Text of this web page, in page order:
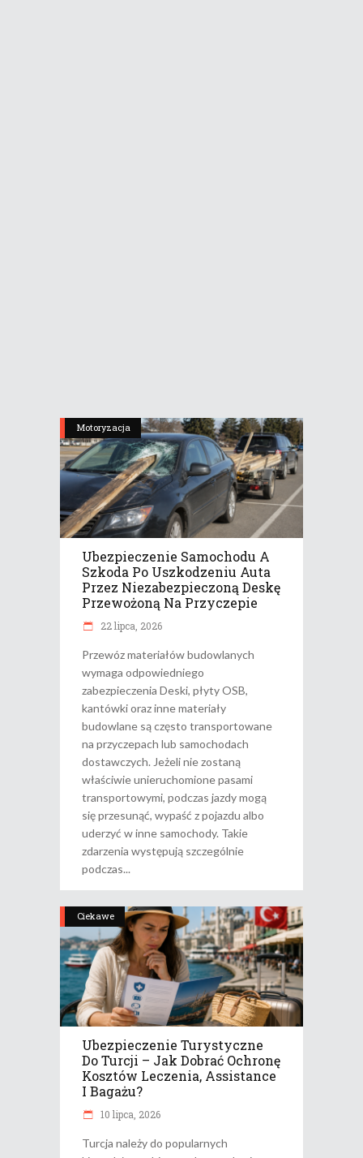
Motoryzacja
Ubezpieczenie Samochodu A
Szkoda Po Uszkodzeniu Auta
Przez Niezabezpieczoną Deskę
Przewożoną Na Przyczepie
22 lipca, 2026
Przewóz materiałów budowlanych
wymaga odpowiedniego
zabezpieczenia Deski, płyty OSB,
kantówki oraz inne materiały
budowlane są często transportowane
na przyczepach lub samochodach
dostawczych. Jeżeli nie zostaną
właściwie unieruchomione pasami
transportowymi, podczas jazdy mogą
się przesunąć, wypaść z pojazdu albo
uderzyć w inne samochody. Takie
zdarzenia występują szczególnie
podczas
Ciekawe
Ubezpieczenie Turystyczne
Do Turcji – Jak Dobrać Ochronę
Kosztów Leczenia, Assistance
I Bagażu?
10 lipca, 2026
Turcja należy do popularnych